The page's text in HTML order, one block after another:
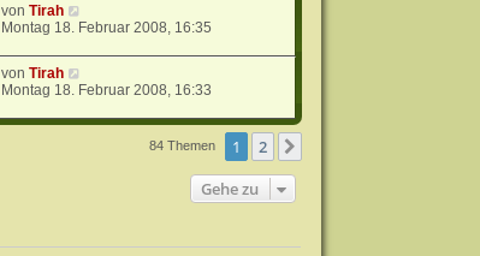
vonTirah
Montag 18. Februar 2008, 16:35
vonTirah
Montag 18. Februar 2008, 16:33
84 Themen 1 2
Gehe zu